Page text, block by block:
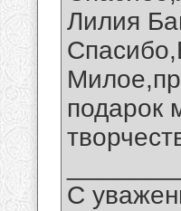
Лилия
подарок
С